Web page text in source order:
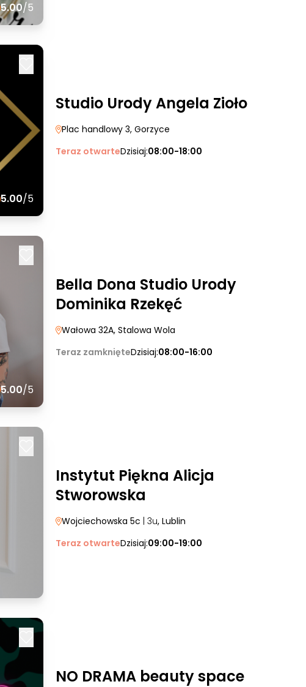
5.00/5
5.00/5
Studio Urody Angela Zioło
Plac handlowy 3, Gorzyce
Teraz otwarteDzisiaj:08:00-18:00
5.00/5
Bella Dona Studio Urody
Dominika Rzekęć
Wałowa 32A, Stalowa Wola
Teraz zamknięteDzisiaj:08:00-16:00
Instytut Piękna Alicja
Stworowska
Wojciechowska 5c | 3u, Lublin
Teraz otwarteDzisiaj:09:00-19:00
NO DRAMA beauty space